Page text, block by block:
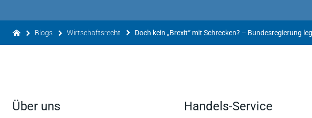
Blogs Wirtschaftsrecht
Über uns Handels-Service